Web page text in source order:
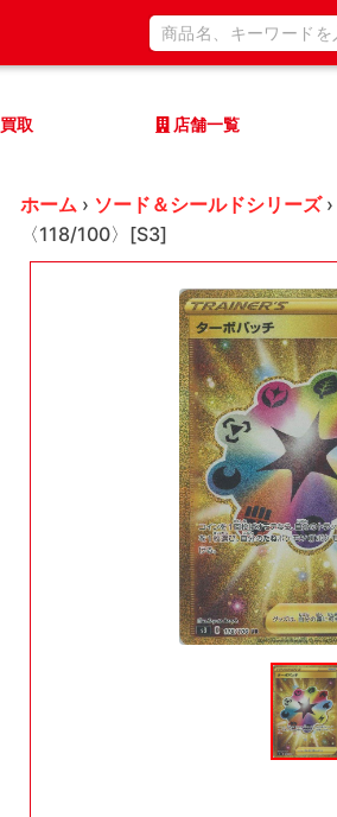
買取 店舗一覧
ホーム › ソード＆シールドシリーズ ›
〈118/100〉[S3]